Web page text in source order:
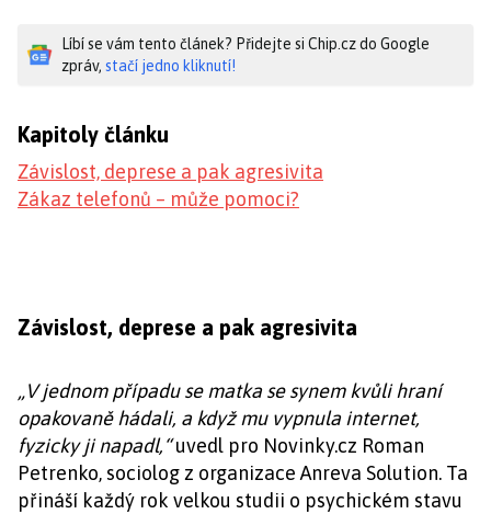
Líbí se vám tento článek? Přidejte si Chip.cz do Google
zpráv, stačí jedno kliknutí!
Kapitoly článku
Závislost, deprese a pak agresivita
Zákaz telefonů – může pomoci?
Závislost, deprese a pak agresivita
„V jednom případu se matka se synem kvůli hraní
opakovaně hádali, a když mu vypnula internet,
fyzicky ji napadl,“uvedl pro Novinky.cz Roman
Petrenko, sociolog z organizace Anreva Solution. Ta
přináší každý rok velkou studii o psychickém stavu